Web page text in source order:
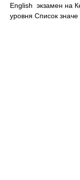
English экзамен на
уровня Список